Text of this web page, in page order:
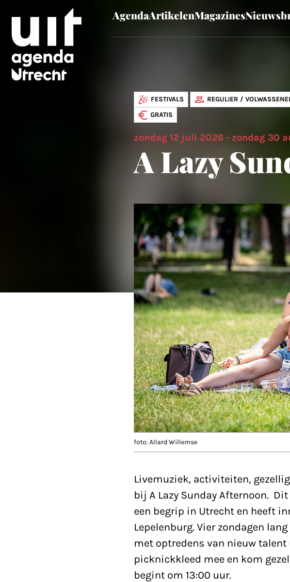
Skip to main content AgendaArtikelenMagazines
FESTIVALS REGULIER /
GRATIS
zondag 12 juli 2026 - zondag 30
A Lazy
foto: Allard Willemse
Livemuziek, activiteiten,
bij A Lazy Sunday Afternoon.
een begrip in Utrecht en heeft
Lepelenburg. Vier zondagen
met optredens van nieuw talent
picknickkleed mee en kom
begint om 13:00 uur.